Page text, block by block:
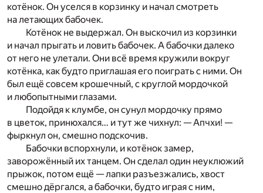
котёнок. Он уселся в корзинку и начал смотреть
на летающих бабочек.
Котёнок не выдержал. Он выскочил из корзинки
и начал прыгать и ловить бабочек. А бабочки далеко
от него не улетали. Они всё время кружили вокруг
котёнка, как будто приглашая его поиграть с ними. Он
был ещё совсем крошечный, с круглой мордочкой
и любопытными глазами.
Подойдя к клумбе, он сунул мордочку прямо
в цветок, принюхался… и тут же чихнул: — Апчхи! —
фыркнул он, смешно подскочив.
Бабочки вспорхнули, и котёнок замер,
заворожённый их танцем. Он сделал один неуклюжий
прыжок, потом ещё — лапки разъезжались, хвост
смешно дёргался, а бабочки, будто играя с ним,